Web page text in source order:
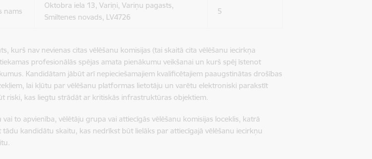
nams
Oktobra iela 13, Variņi, Variņu pagasts,
Smiltenes novads, LV4726
5
kurš nav nevienas citas vēlēšanu komisijas (tai skaitā cita vēlēšanu iecirkņa
profesionālās spējas amata pienākumu veikšanai un kurš spēj īstenot
Kandidātam jābūt arī nepieciešamajiem kvalificētajiem paaugstinātas drošības
lai kļūtu par vēlēšanu platformas lietotāju un varētu elektroniski parakstīt
riski, kas liegtu strādāt ar kritiskās infrastruktūras objektiem.
to apvienība, vēlētāju grupa vai attiecīgās vēlēšanu komisijas loceklis, katrā
kandidātu skaitu, kas nedrīkst būt lielāks par attiecīgajā vēlēšanu iecirkņu